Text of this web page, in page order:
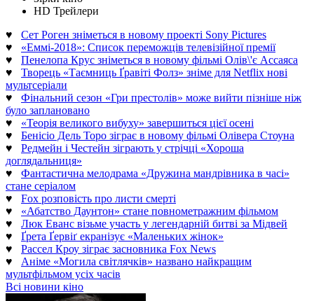
HD Трейлери
♥ Сет Роген зніметься в новому проекті Sony Pictures
♥ «Еммі-2018»: Список переможців телевізійної премії
♥ Пенелопа Крус зніметься в новому фільмі Олів\'є Ассаяса
♥ Творець «Таємниць Ґравіті Фолз» зніме для Netflix нові
мультсеріали
♥ Фінальний сезон «Гри престолів» може вийти пізніше ніж
було заплановано
♥ «Теорія великого вибуху» завершиться цієї осені
♥ Бенісіо Дель Торо зіграє в новому фільмі Олівера Стоуна
♥ Редмейн і Честейн зіграють у стрічці «Хороша
доглядальниця»
♥ Фантастична мелодрама «Дружина мандрівника в часі»
стане серіалом
♥ Fox розповість про листи смерті
♥ «Абатство Даунтон» стане повнометражним фільмом
♥ Люк Еванс візьме участь у легендарній битві за Мідвей
♥ Ґрета Ґервіґ екранізує «Маленьких жінок»
♥ Рассел Кроу зіграє засновника Fox News
♥ Аніме «Могила світлячків» названо найкращим
мультфільмом усіх часів
Всі новини кіно